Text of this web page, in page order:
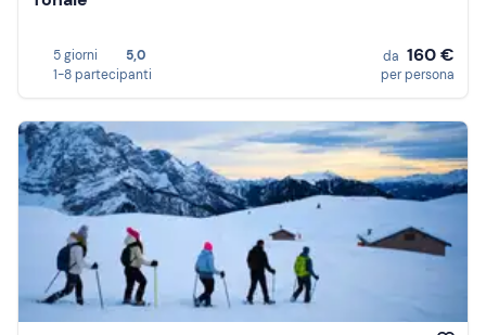
5 giorni
5,0
1-8 partecipanti
da 160 €
per persona